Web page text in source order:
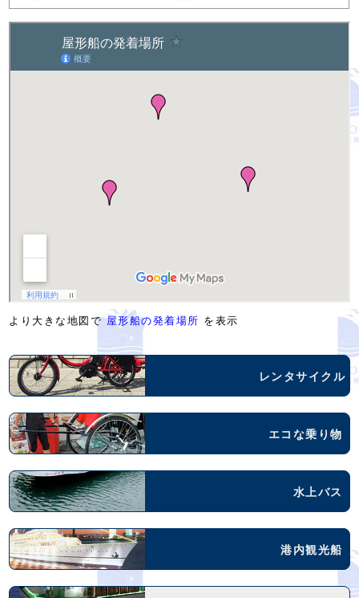
より大きな地図で屋形船の発着場所 を表示
レンタサイクル
エコな乗り物
水上バス
港内観光船